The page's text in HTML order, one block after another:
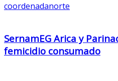
coordenadanorte
SernamEG Arica y
femicidio consumado